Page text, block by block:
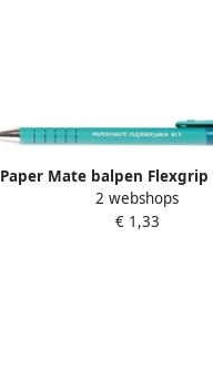
Paper Mate balpen Flexgrip
medium groen
2 webshops
€ 1,33